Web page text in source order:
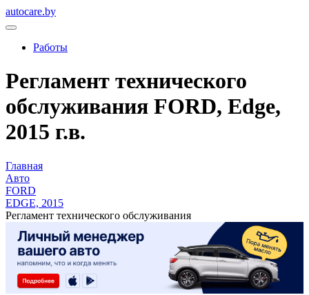
autocare.by
Работы
Регламент технического
обслуживания FORD, Edge,
2015 г.в.
Главная
Авто
FORD
EDGE, 2015
Регламент технического обслуживания